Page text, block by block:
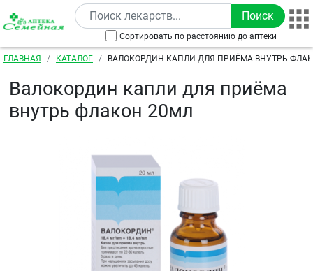
Перейти к основному содержанию
Сортировать по расстоянию до аптеки
Строка навигации
ГЛАВНАЯ КАТАЛОГ ВАЛОКОРДИН КАПЛИ ДЛЯ ПРИЁМА ВНУТРЬ
Валокордин капли для приёма
внутрь флакон 20мл